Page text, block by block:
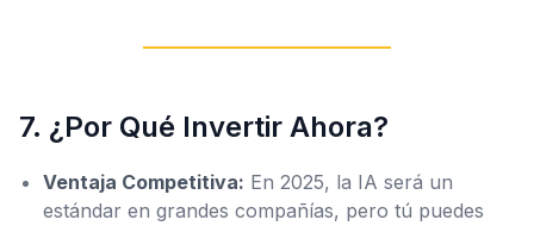
7. ¿Por Qué Invertir Ahora?
Ventaja Competitiva: En 2025, la IA será un
estándar en grandes compañías, pero tú puedes